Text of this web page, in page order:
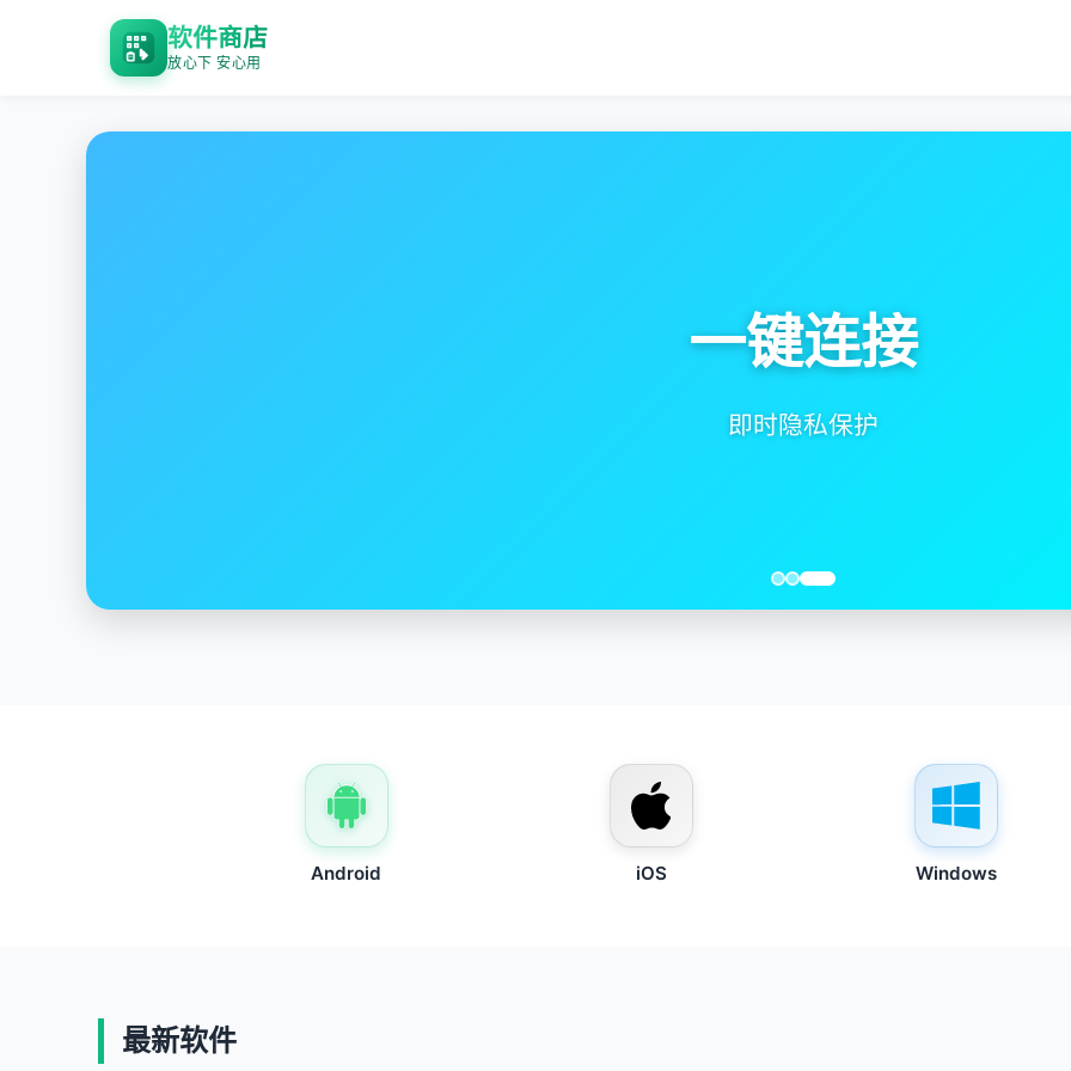
软件商店
放心下 安心用
Android iOS Windows
最新软件